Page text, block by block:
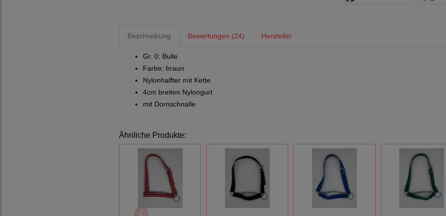
Beschreibung Bewertungen (24) Hersteller
Gr. 0: Bulle
Farbe: braun
Nylonhalfter mit Kette
4cm breiten Nylongurt
mit Dornschnalle
Ähnliche Produkte: